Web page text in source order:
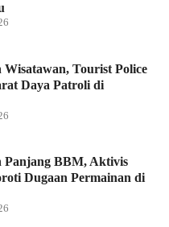
Wisatawan, Tourist Police
Daya Patroli di
Panjang BBM, Aktivis
Dugaan Permainan di